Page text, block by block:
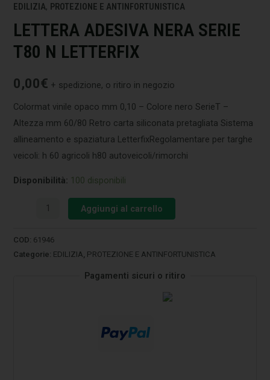
EDILIZIA, PROTEZIONE E ANTINFORTUNISTICA
LETTERA ADESIVA NERA SERIE
T80 N LETTERFIX
0,00€ + spedizione, o ritiro in negozio
Colormat vinile opaco mm 0,10 – Colore nero SerieT –
Altezza mm 60/80 Retro carta siliconata pretagliata Sistema
allineamento e spaziatura LetterfixRegolamentare per targhe
veicoli: h 60 agricoli h80 autoveicoli/rimorchi
Disponibilità: 100 disponibili
Aggiungi al carrello
COD: 61946
Categorie: EDILIZIA PROTEZIONE E ANTINFORTUNISTICA
Pagamenti sicuri o ritiro